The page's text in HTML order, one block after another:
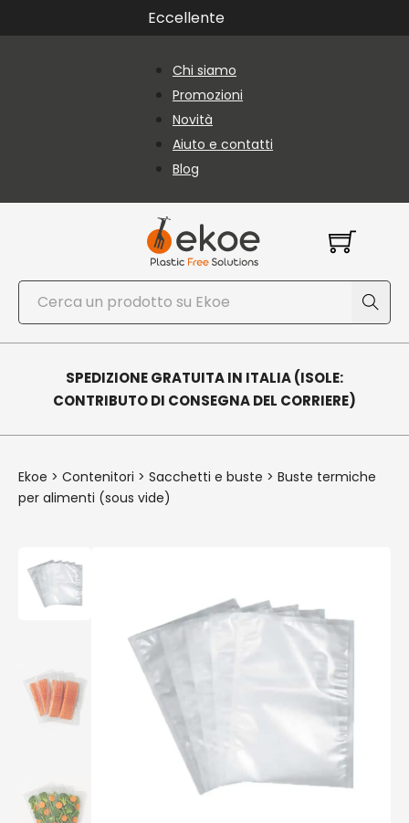
Vai al contenuto principale
Vai al piè di paginaEccellente
Chi siamo
Promozioni
Novità
Aiuto e contatti
Blog
Cerca
SPEDIZIONE GRATUITA IN ITALIA (ISOLE:
CONTRIBUTO DI CONSEGNA DEL CORRIERE)
Ekoe > Contenitori > Sacchetti e buste > Buste termiche
per alimenti (sous vide)